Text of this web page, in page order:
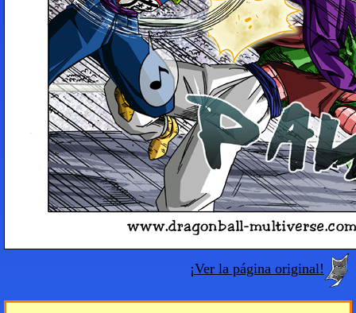
¡Ver la página original!